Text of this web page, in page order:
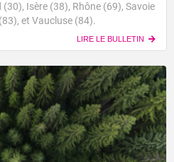
Isère (38), Rhône (69), Savoie
et Vaucluse (84).
LIRE LE BULLETIN